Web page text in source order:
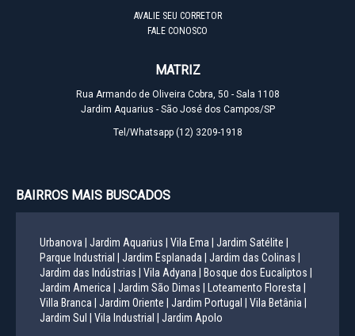
AVALIE SEU CORRETOR
FALE CONOSCO
MATRIZ
Rua Armando de Oliveira Cobra, 50 - Sala 1108
Jardim Aquarius - São José dos Campos/SP
Tel/Whatsapp (12) 3209-1918
BAIRROS MAIS BUSCADOS
Urbanova | Jardim Aquarius | Vila Ema |
Jardim Satélite |
Parque Industrial |
Jardim Esplanada |
Jardim das Colinas |
Jardim das Indústrias |
Vila Adyana |
Bosque dos Eucaliptos |
Jardim America |
Jardim São Dimas |
Loteamento Floresta |
Villa Branca |
Jardim Oriente | Jardim Portugal |
Vila Betânia |
Jardim Sul |
Vila Industrial | Jardim Apolo